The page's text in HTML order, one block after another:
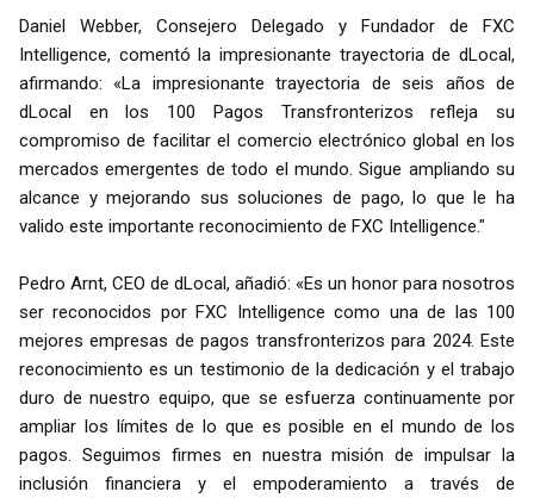
Daniel Webber, Consejero Delegado y Fundador de FXC
Intelligence, comentó la impresionante trayectoria de dLocal,
afirmando: «La impresionante trayectoria de seis años de
dLocal en los 100 Pagos Transfronterizos refleja su
compromiso de facilitar el comercio electrónico global en los
mercados emergentes de todo el mundo. Sigue ampliando su
alcance y mejorando sus soluciones de pago, lo que le ha
valido este importante reconocimiento de FXC Intelligence."
Pedro Arnt, CEO de dLocal, añadió: «Es un honor para nosotros
ser reconocidos por FXC Intelligence como una de las 100
mejores empresas de pagos transfronterizos para 2024. Este
reconocimiento es un testimonio de la dedicación y el trabajo
duro de nuestro equipo, que se esfuerza continuamente por
ampliar los límites de lo que es posible en el mundo de los
pagos. Seguimos firmes en nuestra misión de impulsar la
inclusión financiera y el empoderamiento a través de